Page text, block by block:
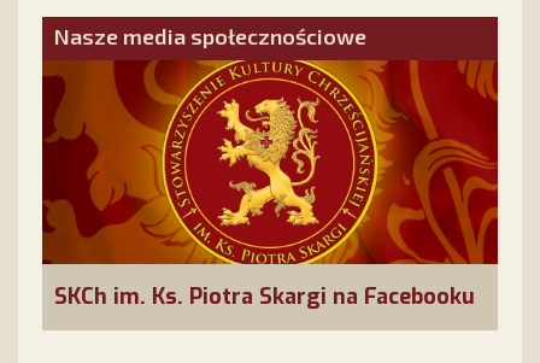
Nasze media społecznościowe
SKCh im. Ks. Piotra Skargi na Facebooku